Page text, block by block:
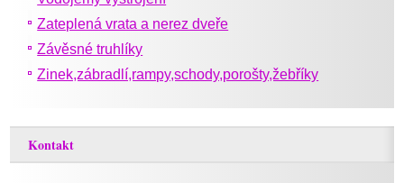
Zateplená vrata a nerez dveře
Závěsné truhlíky
Zinek,zábradlí,rampy,schody,porošty,žebříky
Kontakt